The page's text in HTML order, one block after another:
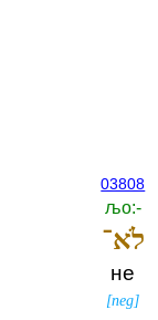
03808
љо:-‎
לֹא־
не
[neg]